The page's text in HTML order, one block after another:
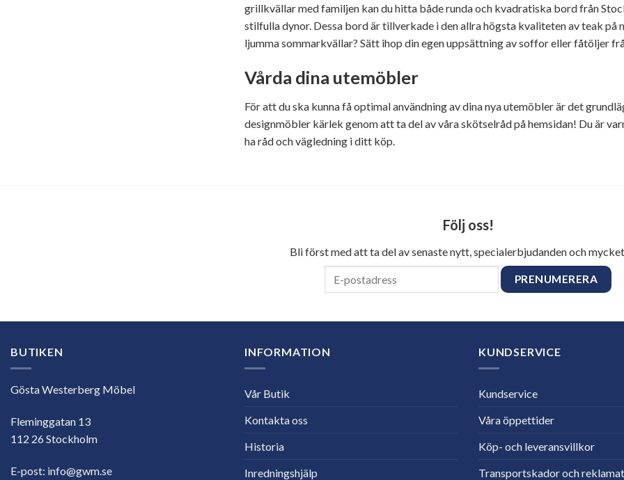
grillkvällar med familjen kan du hitta både runda och kvadratiska bord från
stilfulla dynor. Dessa bord är tillverkade i den allra högsta kvaliteten av teak på
ljumma sommarkvällar? Sätt ihop din egen uppsättning av soffor eller fåtöljer
Vårda dina utemöbler
För att du ska kunna få optimal användning av dina nya utemöbler är det
designmöbler kärlek genom att ta del av våra skötselråd på hemsidan! Du är
ha råd och vägledning i ditt köp.
Följ oss!
Bli först med att ta del av senaste nytt, specialerbjudanden och
BUTIKEN
Gösta Westerberg Möbel
Fleminggatan 13
112 26 Stockholm
E-post: info@gwm.se
INFORMATION
Vår Butik
Kontakta oss
Historia
Inredningshjälp
KUNDSERVICE
Kundservice
Våra öppettider
Köp- och leveransvillkor
Transportskador och